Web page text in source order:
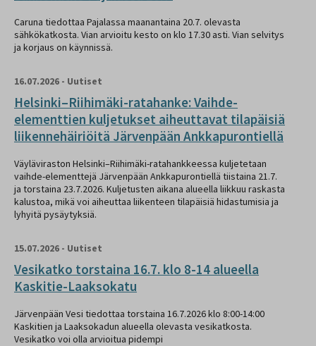
Caruna tiedottaa Pajalassa maanantaina 20.7. olevasta
sähkökatkosta. Vian arvioitu kesto on klo 17.30 asti. Vian selvitys
ja korjaus on käynnissä.
16.07.2026 - Uutiset
Helsinki–Riihimäki-ratahanke: Vaihde-
elementtien kuljetukset aiheuttavat tilapäisiä
liikennehäiriöitä Järvenpään Ankkapurontiellä
Väyläviraston Helsinki–Riihimäki-ratahankkeessa kuljetetaan
vaihde-elementtejä Järvenpään Ankkapurontiellä tiistaina 21.7.
ja torstaina 23.7.2026. Kuljetusten aikana alueella liikkuu raskasta
kalustoa, mikä voi aiheuttaa liikenteen tilapäisiä hidastumisia ja
lyhyitä pysäytyksiä.
15.07.2026 - Uutiset
Vesikatko torstaina 16.7. klo 8-14 alueella
Kaskitie-Laaksokatu
Järvenpään Vesi tiedottaa torstaina 16.7.2026 klo 8:00-14:00
Kaskitien ja Laaksokadun alueella olevasta vesikatkosta.
Vesikatko voi olla arvioitua pidempi